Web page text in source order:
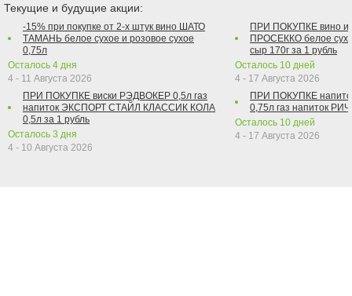
Текущие и будущие акции:
-15% при покупке от 2-х штук вино ШАТО
ТАМАНЬ белое сухое и розовое сухое
0,75л
Осталось 4 дня
4 - 11 Августа 2026
ПРИ ПОКУПКЕ виски РЭДВОКЕР 0,5л газ
напиток ЭКСПОРТ СТАЙЛ КЛАССИК КОЛА
0,5л за 1 рубль
Осталось 3 дня
4 - 10 Августа 2026
ПРИ ПОКУПКЕ вино
ПРОСЕККО белое
сыр 170г за 1 рубль
Осталось 10 дней
4 - 17 Августа 2026
ПРИ ПОКУПКЕ
0,75л газ напиток
Осталось 10 дней
4 - 17 Августа 2026